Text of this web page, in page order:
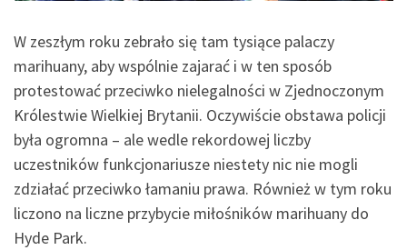
W zeszłym roku zebrało się tam tysiące palaczy
marihuany, aby wspólnie zajarać i w ten sposób
protestować przeciwko nielegalności w Zjednoczonym
Królestwie Wielkiej Brytanii. Oczywiście obstawa policji
była ogromna – ale wedle rekordowej liczby
uczestników funkcjonariusze niestety nic nie mogli
zdziałać przeciwko łamaniu prawa. Również w tym roku
liczono na liczne przybycie miłośników marihuany do
Hyde Park.